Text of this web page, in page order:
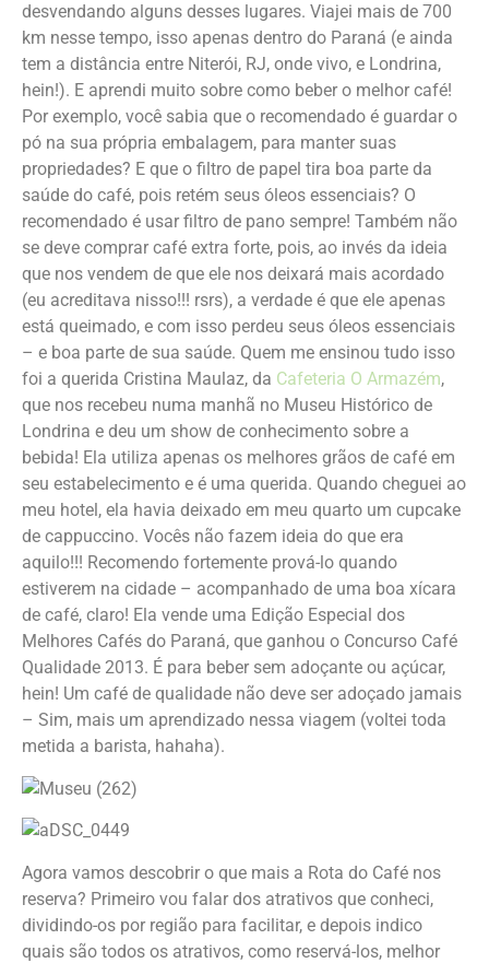
desvendando alguns desses lugares. Viajei mais de 700
km nesse tempo, isso apenas dentro do Paraná (e ainda
tem a distância entre Niterói, RJ, onde vivo, e Londrina,
hein!). E aprendi muito sobre como beber o melhor café!
Por exemplo, você sabia que o recomendado é guardar o
pó na sua própria embalagem, para manter suas
propriedades? E que o filtro de papel tira boa parte da
saúde do café, pois retém seus óleos essenciais? O
recomendado é usar filtro de pano sempre! Também não
se deve comprar café extra forte, pois, ao invés da ideia
que nos vendem de que ele nos deixará mais acordado
(eu acreditava nisso!!! rsrs), a verdade é que ele apenas
está queimado, e com isso perdeu seus óleos essenciais
– e boa parte de sua saúde. Quem me ensinou tudo isso
foi a querida Cristina Maulaz, da Cafeteria O Armazém,
que nos recebeu numa manhã no Museu Histórico de
Londrina e deu um show de conhecimento sobre a
bebida! Ela utiliza apenas os melhores grãos de café em
seu estabelecimento e é uma querida. Quando cheguei ao
meu hotel, ela havia deixado em meu quarto um cupcake
de cappuccino. Vocês não fazem ideia do que era
aquilo!!! Recomendo fortemente prová-lo quando
estiverem na cidade – acompanhado de uma boa xícara
de café, claro! Ela vende uma Edição Especial dos
Melhores Cafés do Paraná, que ganhou o Concurso Café
Qualidade 2013. É para beber sem adoçante ou açúcar,
hein! Um café de qualidade não deve ser adoçado jamais
– Sim, mais um aprendizado nessa viagem (voltei toda
metida a barista, hahaha).
Agora vamos descobrir o que mais a Rota do Café nos
reserva? Primeiro vou falar dos atrativos que conheci,
dividindo-os por região para facilitar, e depois indico
quais são todos os atrativos, como reservá-los, melhor